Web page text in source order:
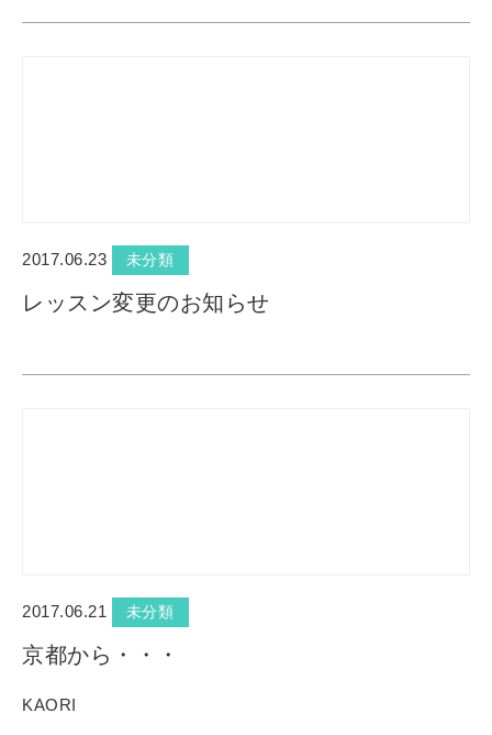
2017.06.23 未分類
レッスン変更のお知らせ
2017.06.21 未分類
京都から・・・
KAORI